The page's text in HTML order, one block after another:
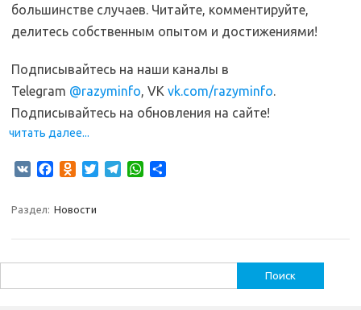
большинстве случаев. Читайте, комментируйте,
делитесь собственным опытом и достижениями!
Подписывайтесь на наши каналы в
Telegram @razyminfo, VK vk.com/razyminfo.
Подписывайтесь на обновления на сайте!
читать далее...
V
e
o
O
o
a
r
a
W
p
и
Раздел: Новости